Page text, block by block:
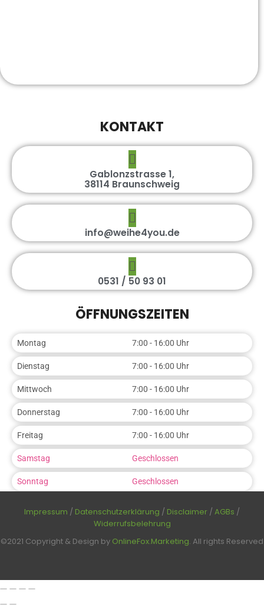
KONTAKT
Gablonzstrasse 1,
38114 Braunschweig
info@weihe4you.de
0531 / 50 93 01
ÖFFNUNGSZEITEN
Montag 7:00 - 16:00 Uhr
Dienstag 7:00 - 16:00 Uhr
Mittwoch 7:00 - 16:00 Uhr
Donnerstag 7:00 - 16:00 Uhr
Freitag 7:00 - 16:00 Uhr
Samstag Geschlossen
Sonntag Geschlossen
Impressum / Datenschutzerklärung / Disclaimer / AGBs /
Widerrufsbelehrung
©2021 Copyright & Design by OnlineFox.Marketing. All rights Reserved